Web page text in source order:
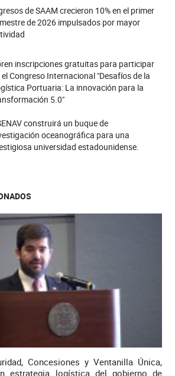
de SAAM crecieron 10% en el primer
de 2026 impulsados por mayor
inscripciones gratuitas para participar
el Congreso Internacional "Desafíos de la
Portuaria: La innovación para la
5.0"
construirá un buque de
oceanográfica para una
universidad estadounidense.
Concesiones y Ventanilla Única,
estrategia logística del gobierno de